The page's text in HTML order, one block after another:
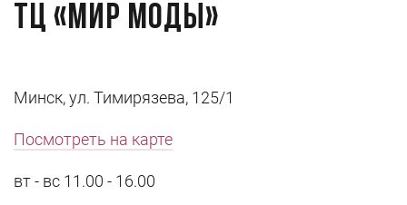
ТЦ «Мир Моды»
Минск, ул. Тимирязева, 125/1
Посмотреть на карте
вт - вс 11.00 - 16.00